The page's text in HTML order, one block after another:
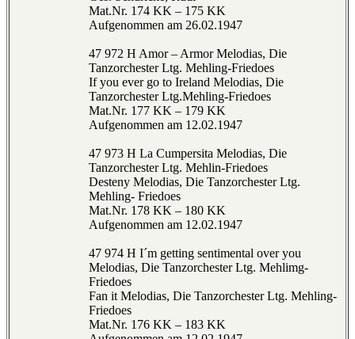
Mat.Nr. 174 KK – 175 KK
Aufgenommen am 26.02.1947
47 972 H Amor – Armor Melodias, Die
Tanzorchester Ltg. Mehling-Friedoes
If you ever go to Ireland Melodias, Die
Tanzorchester Ltg.Mehling-Friedoes
Mat.Nr. 177 KK – 179 KK
Aufgenommen am 12.02.1947
47 973 H La Cumpersita Melodias, Die
Tanzorchester Ltg. Mehlin-Friedoes
Desteny Melodias, Die Tanzorchester Ltg.
Mehling- Friedoes
Mat.Nr. 178 KK – 180 KK
Aufgenommen am 12.02.1947
47 974 H I´m getting sentimental over you
Melodias, Die Tanzorchester Ltg. Mehlimg-
Friedoes
Fan it Melodias, Die Tanzorchester Ltg. Mehling-
Friedoes
Mat.Nr. 176 KK – 183 KK